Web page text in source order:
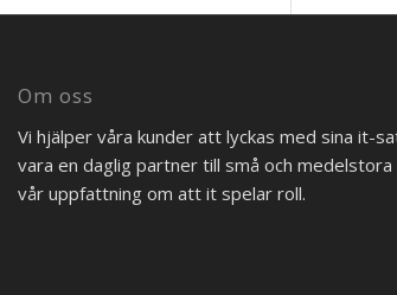
Om oss
Vi hjälper våra kunder att lyckas med sina it-
vara en daglig partner till små och
vår uppfattning om att it spelar roll.